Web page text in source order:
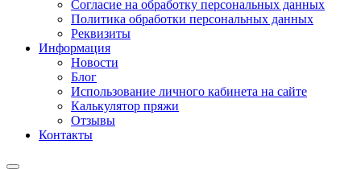
Согласие на обработку персональных данных
Политика обработки персональных данных
Реквизиты
Информация
Новости
Блог
Использование личного кабинета на сайте
Калькулятор пряжи
Отзывы
Контакты